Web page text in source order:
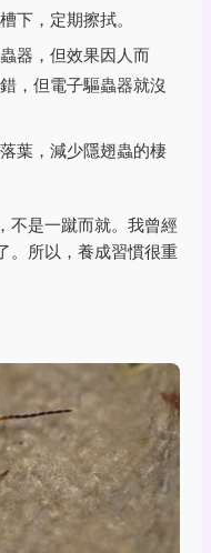
下，定期擦拭。
器，但效果因人而
，但電子驅蟲器就沒
葉，減少隱翅蟲的棲
不是一蹴而就。我曾經
。所以，養成習慣很重